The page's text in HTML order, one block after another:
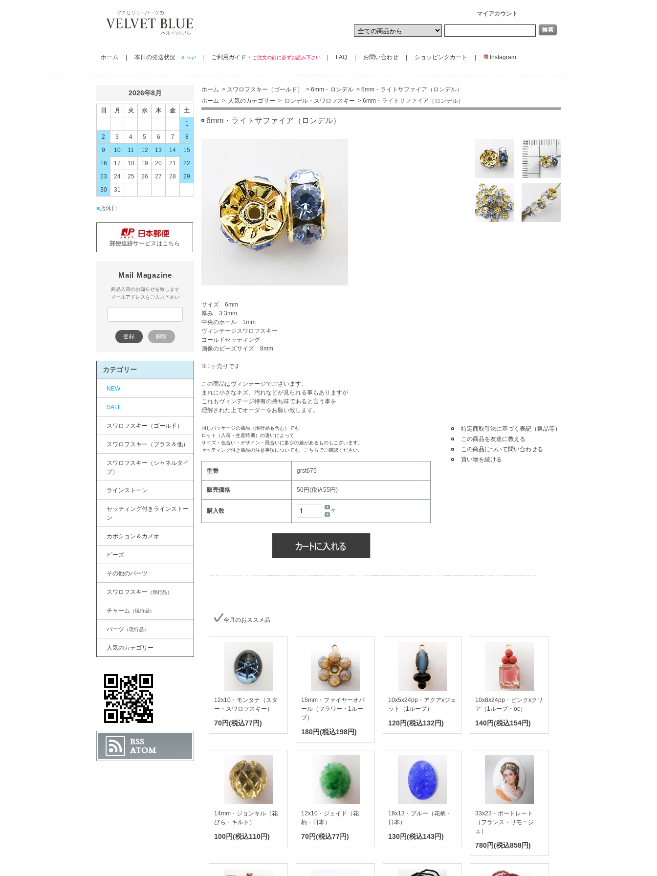
マイアカウント
ホーム 本日の発送状況 8.7up! ご利用ガイド・ ご注文の前に必ずお読み下さい FAQ お問い合わせ ショッピングカート Instagram
ホーム > スワロフスキー（ゴールド） > 6mm・ロンデル > 6mm・ライトサファイア（ロンデル）
ホーム > 人気のカテゴリー > ロンデル・スワロフスキー > 6mm・ライトサファイア（ロンデル）
6mm・ライトサファイア（ロンデル）
サイズ 6mm
厚み 3.3mm
中央のホール 1mm
ヴィンテージスワロフスキー
ゴールドセッティング
画像のビーズサイズ 8mm
※1ヶ売りです
この商品はヴィンテージでございます。
まれに小さなキズ、汚れなどが見られる事もありますが
これもヴィンテージ特有の持ち味であると言う事を
理解された上でオーダーをお願い致します。
同じパッケージの商品（現行品も含む）でも
ロット（入荷・生産時期）の違いによって
サイズ・色合い・デザイン・風合いに多少の差があるものもございます。
セッティング付き商品の注意事項についても、こちらでご確認ください。
型番 grst675
販売価格 50円(税込55円)
購入数 ヶ
特定商取引法に基づく表記（返品等）
この商品を友達に教える
この商品について問い合わせる
買い物を続ける
今月のおススメ品
12x10・モンタナ（スタ
ー・スワロフスキー）
70円(税込77円)
15mm・ファイヤーオパ
ール（フラワー・1ルー
プ）
180円(税込198円)
10x5x24pp・アクアxジェ
ット（1ループ）
120円(税込132円)
10x8x24pp・ピンクxクリ
ア（1ループ・oc）
140円(税込154円)
14mm・ジョンキル（花
びら・キルト）
100円(税込110円)
12x10・ジェイド（花
柄・日本）
70円(税込77円)
18x13・ブルー（花柄・
日本）
130円(税込143円)
33x23・ポートレート
（フランス・リモージ
ュ）
780円(税込858円)
2026年8月
日 月 火 水 木 金
土
1
2
3 4 5 6 7
8
9
10 11 12 13 14
15
16
17 18 19 20 21
22
23
24 25 26 27 28
29
30
31
■店休日
郵便追跡サービスはこちら
Mail Magazine
商品入荷のお知らせを致します
メールアドレスをご入力下さい
カテゴリー
NEW
SALE
スワロフスキー（ゴールド）
スワロフスキー（ブラス＆他）
スワロフスキー（シャネルタイ
プ）
ラインストーン
セッティング付きラインストー
ン
カボション＆カメオ
ビーズ
その他のパーツ
スワロフスキー （現行品）
チャーム （現行品）
パーツ （現行品）
人気のカテゴリー